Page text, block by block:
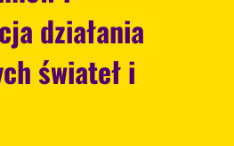
działania
świateł i